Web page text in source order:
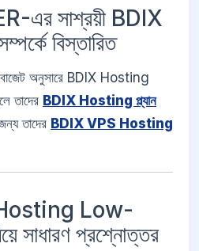
এর সাশ্রয়ী BDIX
বিস্তারিত
অনুসারে BDIX Hosting
তাদের BDIX Hosting প্ল্যান
তাদের BDIX VPS Hosting
Low-
সাধারণ প্রশ্নোত্তর